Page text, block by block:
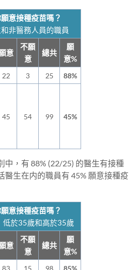
意接種疫苗嗎？
非醫務人員的職員
意
不願
意
總共
願
意%
22 3 25 88%
45 54 99 45%
中，有 88% (22/25) 的醫生有接種
醫生在内的職員有 45% 願意接種疫
意接種疫苗嗎？
低於35歲和高於35歲
意
不願
意
總共
願
意%
83 15 98 85%